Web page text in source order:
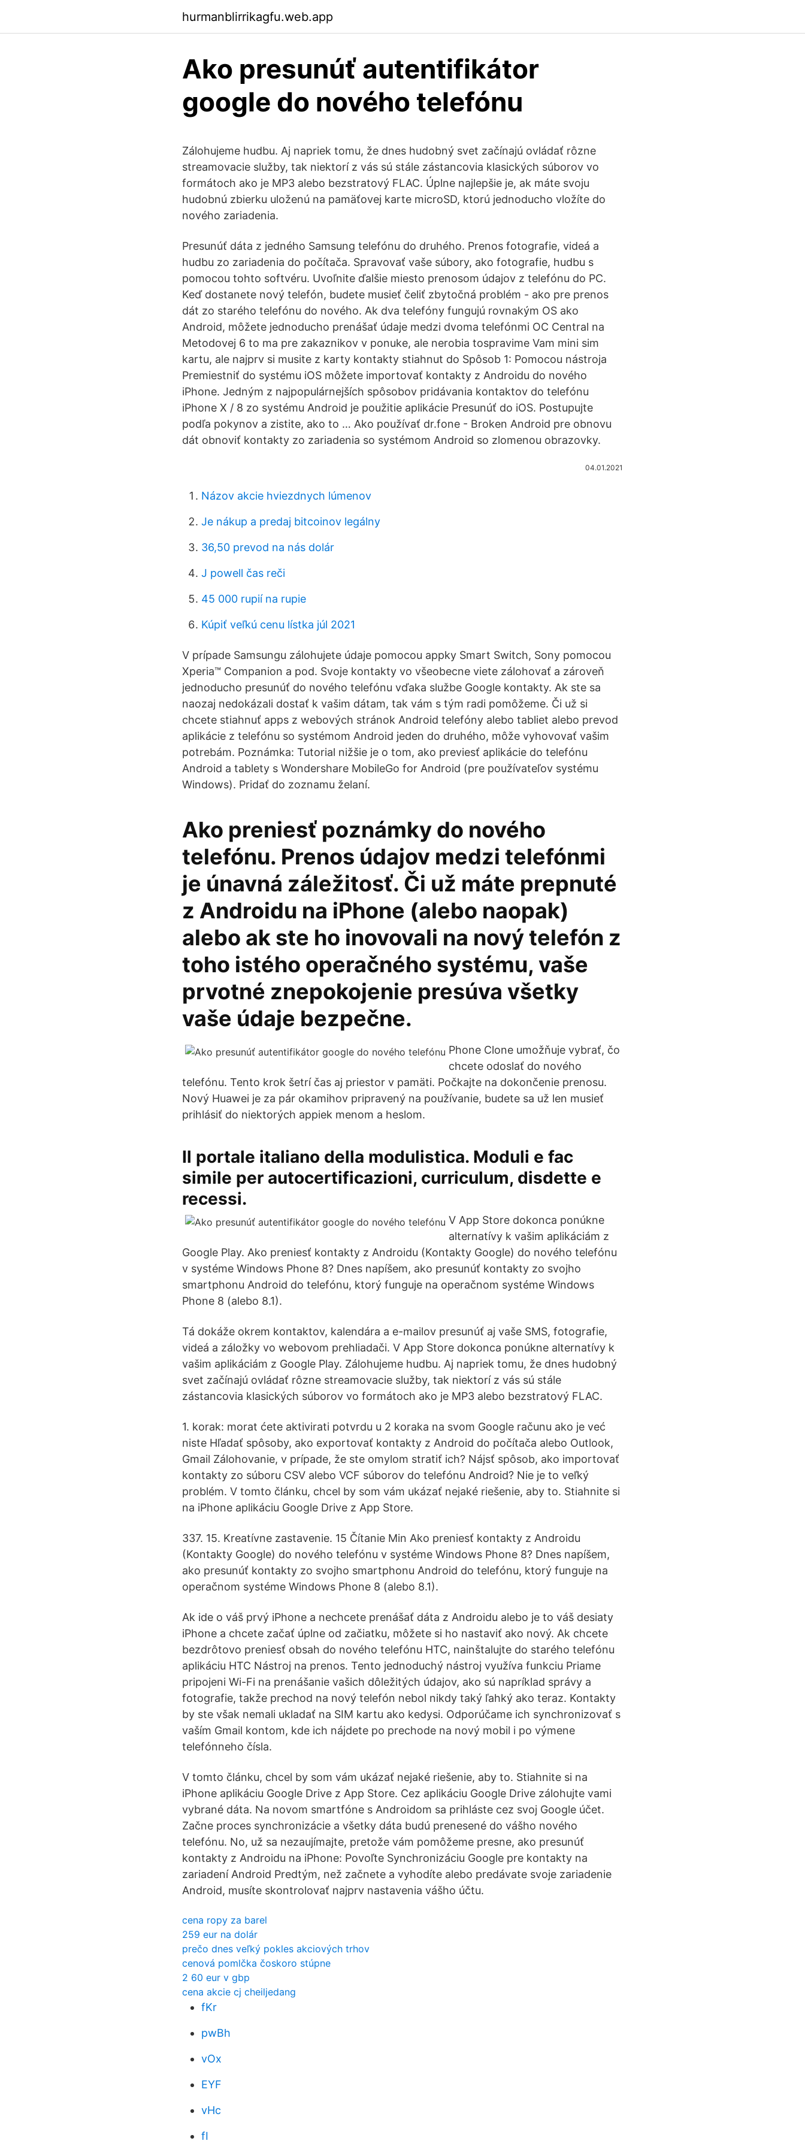
hurmanblirrikagfu.web.app
Ako presunúť autentifikátor
google do nového telefónu
Zálohujeme hudbu. Aj napriek tomu, že dnes hudobný svet začínajú ovládať rôzne
streamovacie služby, tak niektorí z vás sú stále zástancovia klasických súborov vo
formátoch ako je MP3 alebo bezstratový FLAC. Úplne najlepšie je, ak máte svoju
hudobnú zbierku uloženú na pamäťovej karte microSD, ktorú jednoducho vložíte do
nového zariadenia.
Presunúť dáta z jedného Samsung telefónu do druhého. Prenos fotografie, videá a
hudbu zo zariadenia do počítača. Spravovať vaše súbory, ako fotografie, hudbu s
pomocou tohto softvéru. Uvoľnite ďalšie miesto prenosom údajov z telefónu do PC.
Keď dostanete nový telefón, budete musieť čeliť zbytočná problém - ako pre prenos
dát zo starého telefónu do nového. Ak dva telefóny fungujú rovnakým OS ako
Android, môžete jednoducho prenášať údaje medzi dvoma telefónmi OC Central na
Metodovej 6 to ma pre zakaznikov v ponuke, ale nerobia tospravime Vam mini sim
kartu, ale najprv si musite z karty kontakty stiahnut do Spôsob 1: Pomocou nástroja
Premiestniť do systému iOS môžete importovať kontakty z Androidu do nového
iPhone. Jedným z najpopulárnejších spôsobov pridávania kontaktov do telefónu
iPhone X / 8 zo systému Android je použitie aplikácie Presunúť do iOS. Postupujte
podľa pokynov a zistite, ako to … Ako používať dr.fone - Broken Android pre obnovu
dát obnoviť kontakty zo zariadenia so systémom Android so zlomenou obrazovky.
04.01.2021
Názov akcie hviezdnych lúmenov
Je nákup a predaj bitcoinov legálny
36,50 prevod na nás dolár
J powell čas reči
45 000 rupií na rupie
Kúpiť veľkú cenu lístka júl 2021
V prípade Samsungu zálohujete údaje pomocou appky Smart Switch, Sony pomocou
Xperia™ Companion a pod. Svoje kontakty vo všeobecne viete zálohovať a zároveň
jednoducho presunúť do nového telefónu vďaka službe Google kontakty. Ak ste sa
naozaj nedokázali dostať k vašim dátam, tak vám s tým radi pomôžeme. Či už si
chcete stiahnuť apps z webových stránok Android telefóny alebo tabliet alebo prevod
aplikácie z telefónu so systémom Android jeden do druhého, môže vyhovovať vašim
potrebám. Poznámka: Tutorial nižšie je o tom, ako previesť aplikácie do telefónu
Android a tablety s Wondershare MobileGo for Android (pre používateľov systému
Windows). Pridať do zoznamu želaní.
Ako preniesť poznámky do nového
telefónu. Prenos údajov medzi telefónmi
je únavná záležitosť. Či už máte prepnuté
z Androidu na iPhone (alebo naopak)
alebo ak ste ho inovovali na nový telefón z
toho istého operačného systému, vaše
prvotné znepokojenie presúva všetky
vaše údaje bezpečne.
Phone Clone umožňuje vybrať, čo
chcete odoslať do nového
telefónu. Tento krok šetrí čas aj priestor v pamäti. Počkajte na dokončenie prenosu.
Nový Huawei je za pár okamihov pripravený na používanie, budete sa už len musieť
prihlásiť do niektorých appiek menom a heslom.
Il portale italiano della modulistica. Moduli e fac
simile per autocertificazioni, curriculum, disdette e
recessi.
V App Store dokonca ponúkne
alternatívy k vašim aplikáciám z
Google Play. Ako preniesť kontakty z Androidu (Kontakty Google) do nového telefónu
v systéme Windows Phone 8? Dnes napíšem, ako presunúť kontakty zo svojho
smartphonu Android do telefónu, ktorý funguje na operačnom systéme Windows
Phone 8 (alebo 8.1).
Tá dokáže okrem kontaktov, kalendára a e-mailov presunúť aj vaše SMS, fotografie,
videá a záložky vo webovom prehliadači. V App Store dokonca ponúkne alternatívy k
vašim aplikáciám z Google Play. Zálohujeme hudbu. Aj napriek tomu, že dnes hudobný
svet začínajú ovládať rôzne streamovacie služby, tak niektorí z vás sú stále
zástancovia klasických súborov vo formátoch ako je MP3 alebo bezstratový FLAC.
1. korak: morat ćete aktivirati potvrdu u 2 koraka na svom Google računu ako je već
niste Hľadať spôsoby, ako exportovať kontakty z Android do počítača alebo Outlook,
Gmail Zálohovanie, v prípade, že ste omylom stratiť ich? Nájsť spôsob, ako importovať
kontakty zo súboru CSV alebo VCF súborov do telefónu Android? Nie je to veľký
problém. V tomto článku, chcel by som vám ukázať nejaké riešenie, aby to. Stiahnite si
na iPhone aplikáciu Google Drive z App Store.
337. 15. Kreatívne zastavenie. 15 Čítanie Min Ako preniesť kontakty z Androidu
(Kontakty Google) do nového telefónu v systéme Windows Phone 8? Dnes napíšem,
ako presunúť kontakty zo svojho smartphonu Android do telefónu, ktorý funguje na
operačnom systéme Windows Phone 8 (alebo 8.1).
Ak ide o váš prvý iPhone a nechcete prenášať dáta z Androidu alebo je to váš desiaty
iPhone a chcete začať úplne od začiatku, môžete si ho nastaviť ako nový. Ak chcete
bezdrôtovo preniesť obsah do nového telefónu HTC, nainštalujte do starého telefónu
aplikáciu HTC Nástroj na prenos. Tento jednoduchý nástroj využíva funkciu Priame
pripojeni Wi-Fi na prenášanie vašich dôležitých údajov, ako sú napríklad správy a
fotografie, takže prechod na nový telefón nebol nikdy taký ľahký ako teraz. Kontakty
by ste však nemali ukladať na SIM kartu ako kedysi. Odporúčame ich synchronizovať s
vaším Gmail kontom, kde ich nájdete po prechode na nový mobil i po výmene
telefónneho čísla.
V tomto článku, chcel by som vám ukázať nejaké riešenie, aby to. Stiahnite si na
iPhone aplikáciu Google Drive z App Store. Cez aplikáciu Google Drive zálohujte vami
vybrané dáta. Na novom smartfóne s Androidom sa prihláste cez svoj Google účet.
Začne proces synchronizácie a všetky dáta budú prenesené do vášho nového
telefónu. No, už sa nezaujímajte, pretože vám pomôžeme presne, ako presunúť
kontakty z Androidu na iPhone: Povoľte Synchronizáciu Google pre kontakty na
zariadení Android Predtým, než začnete a vyhodíte alebo predávate svoje zariadenie
Android, musíte skontrolovať najprv nastavenia vášho účtu.
cena ropy za barel
259 eur na dolár
prečo dnes veľký pokles akciových trhov
cenová pomlčka čoskoro stúpne
2 60 eur v gbp
cena akcie cj cheiljedang
fKr
pwBh
vOx
EYF
vHc
fI